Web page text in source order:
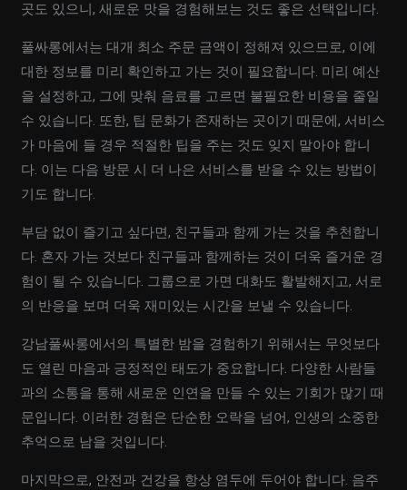
곳도 있으니, 새로운 맛을 경험해보는 것도 좋은 선택입니다.
풀싸롱에서는 대개 최소 주문 금액이 정해져 있으므로, 이에
대한 정보를 미리 확인하고 가는 것이 필요합니다. 미리 예산
을 설정하고, 그에 맞춰 음료를 고르면 불필요한 비용을 줄일
수 있습니다. 또한, 팁 문화가 존재하는 곳이기 때문에, 서비스
가 마음에 들 경우 적절한 팁을 주는 것도 잊지 말아야 합니
다. 이는 다음 방문 시 더 나은 서비스를 받을 수 있는 방법이
기도 합니다.
부담 없이 즐기고 싶다면, 친구들과 함께 가는 것을 추천합니
다. 혼자 가는 것보다 친구들과 함께하는 것이 더욱 즐거운 경
험이 될 수 있습니다. 그룹으로 가면 대화도 활발해지고, 서로
의 반응을 보며 더욱 재미있는 시간을 보낼 수 있습니다.
강남풀싸롱에서의 특별한 밤을 경험하기 위해서는 무엇보다
도 열린 마음과 긍정적인 태도가 중요합니다. 다양한 사람들
과의 소통을 통해 새로운 인연을 만들 수 있는 기회가 많기 때
문입니다. 이러한 경험은 단순한 오락을 넘어, 인생의 소중한
추억으로 남을 것입니다.
마지막으로, 안전과 건강을 항상 염두에 두어야 합니다. 음주